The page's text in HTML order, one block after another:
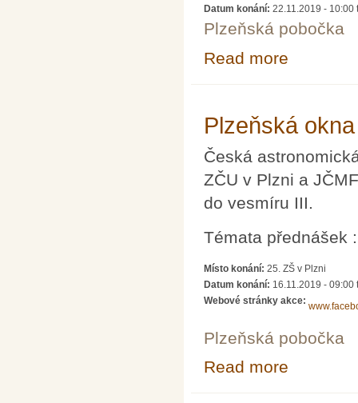
Datum konání: 22.11.2019 - 10:00
Plzeňská pobočka
Read more
Plzeňská
Česká
ZČU v Plzni a
do vesmíru III.
Témata přednášek :
Místo konání: 25. ZŠ v Plzni
Datum konání: 16.11.2019 - 09:00
Webové stránky akce:
Plzeňská pobočka
Read more